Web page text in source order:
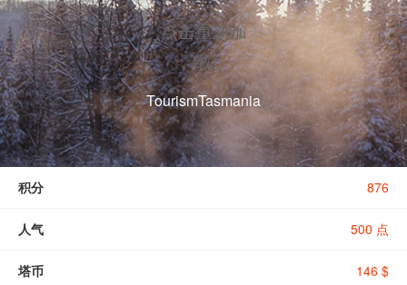
点击重新加
载
TourismTasmania
876
积分
500 点
人气
146 $
塔币